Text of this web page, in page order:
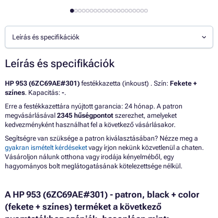
Leírás és specifikációk
Leírás és specifikációk
HP 953 (6ZC69AE#301)festékkazetta (inkoust) . Szín: Fekete +
színes. Kapacitás: -.
Erre a festékkazettára nyújtott garancia: 24 hónap. A patron
megvásárlásával2345 hűségpontotszerezhet, amelyeket
kedvezményként használhat fel a következő vásárlásakor.
Segítségre van szüksége a patron kiválasztásában? Nézze meg a
gyakran ismételt kérdéseketvagy írjon nekünk közvetlenül a chaten.
Vásároljon nálunk otthona vagy irodája kényelméből, egy
hagyományos bolt meglátogatásának kötelezettsége nélkül.
A HP 953 (6ZC69AE#301) - patron, black + color
(fekete + színes) terméket a következő